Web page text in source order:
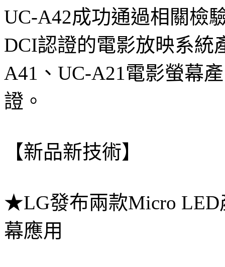
UC-A42成功通過相關檢
DCI認證的電影放映系統
A41、UC-A21電影螢幕
證。
【新品新技術】
★LG發布兩款Micro LED
幕應用